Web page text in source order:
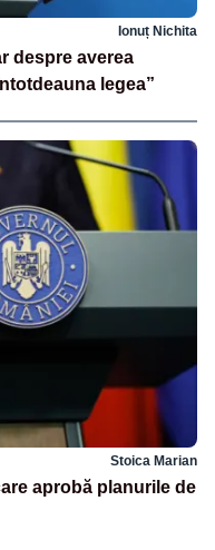
Ionuț Nichita
despre averea
legea”
Stoica Marian
aprobă planurile de